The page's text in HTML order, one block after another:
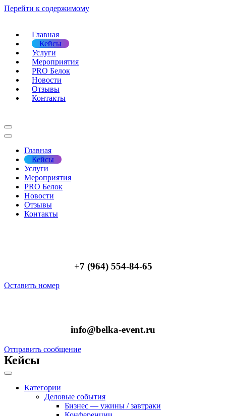
Перейти к содержимому
Главная
Кейсы
Услуги
Мероприятия
PRO Белок
Новости
Отзывы
Контакты
Меню
навигации
Меню
навигацииГлавная
Кейсы
Услуги
Мероприятия
PRO Белок
Новости
Отзывы
Контакты
+7 (964) 554-84-65
Оставить номер
info@belka-event.ru
Отправить сообщение
Кейсы
Категории
Деловые события
Бизнес — ужины / завтраки